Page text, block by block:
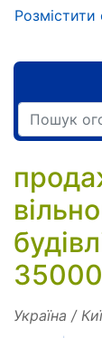
Україна /